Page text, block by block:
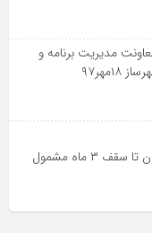
مدیریت برنامه و
پرداخت حق بیمه رانندگان تا سقف ۳ ماه مشمول